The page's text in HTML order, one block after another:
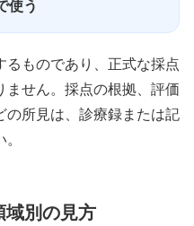
使う
るものであり、正式な採点
せん。採点の根拠、評価
所見は、診療録または記
別の見方